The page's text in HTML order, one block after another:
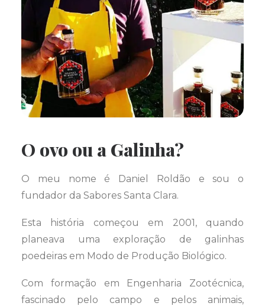
O ovo ou a Galinha?
O meu nome é Daniel Roldão e sou o
fundador da Sabores Santa Clara.
Esta história começou em 2001, quando
planeava uma exploração de galinhas
poedeiras em Modo de Produção Biológico.
Com formação em Engenharia Zootécnica,
fascinado pelo campo e pelos animais,